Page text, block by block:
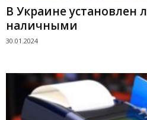
В Украине установлен
наличными
30.01.2024